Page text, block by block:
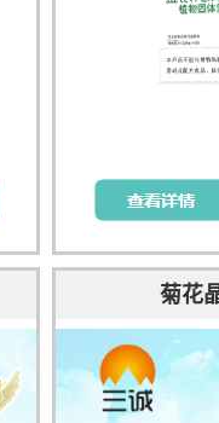
菊花